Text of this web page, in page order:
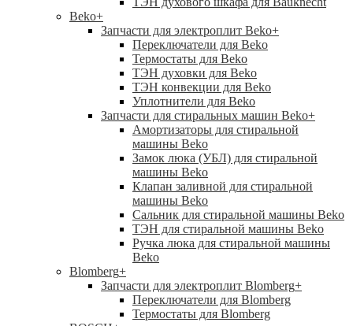
Beko+
Запчасти для электроплит Beko+
Переключатели для Beko
Термостаты для Beko
ТЭН духовки для Beko
ТЭН конвекции для Beko
Уплотнители для Beko
Запчасти для стиральных машин Beko+
Амортизаторы для стиральной
машины Beko
Замок люка (УБЛ) для стиральной
машины Beko
Клапан заливной для стиральной
машины Beko
Сальник для стиральной машины Beko
ТЭН для стиральной машины Beko
Ручка люка для стиральной машины
Beko
Blomberg+
Запчасти для электроплит Blomberg+
Переключатели для Blomberg
Термостаты для Blomberg